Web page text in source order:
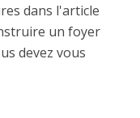
dans l'article
un foyer
devez vous